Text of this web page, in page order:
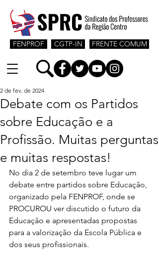
CGTP-IN
FENPROF FRENTE COMUM
Debate com os Partidos
sobre Educação e a
Profissão. Muitas perguntas
e muitas respostas!
2 de fev. de 2024
No dia 2 de setembro teve lugar um
debate entre partidos sobre Educação,
organizado pela FENPROF, onde se
PROCUROU ver discutido o futuro da
Educação e apresentadas propostas
para a valorização da Escola Pública e
dos seus profissionais.